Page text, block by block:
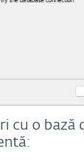
cu o bază
: